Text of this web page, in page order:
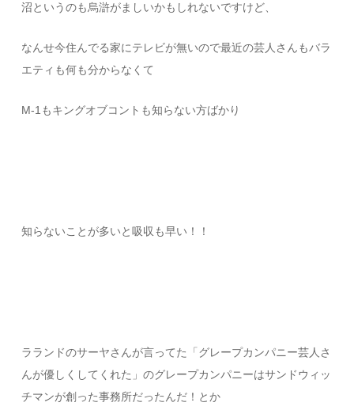
沼というのも烏滸がましいかもしれないですけど、
なんせ今住んでる家にテレビが無いので最近の芸人さんもバラ
エティも何も分からなくて
M-1もキングオブコントも知らない方ばかり
知らないことが多いと吸収も早い！！
ラランドのサーヤさんが言ってた「グレープカンパニー芸人さ
んが優しくしてくれた」のグレープカンパニーはサンドウィッ
チマンが創った事務所だったんだ！とか